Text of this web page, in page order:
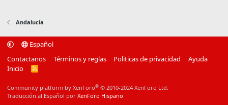
Andalucía
Español
Contactanos
Términos y reglas Politicas de privacidad
Ayuda
Inicio
R
Community platform by XenForo® © 2010-2024 XenForo Ltd.
Traducción al Español por XenForo Hispano